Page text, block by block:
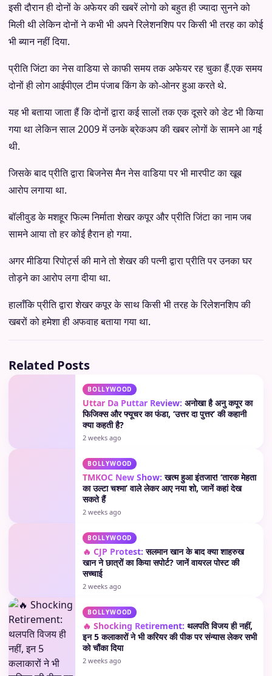
इसी दौरान ही दोनों के अफेयर की खबरें लोगो को बहुत ही ज्यादा सुनने को
मिली थी लेकिन दोनों ने कभी भी अपने रिलेशनशिप पर किसी भी तरह का कोई
भी ब्यान नहीं दिया.
प्रीति जिंटा का नेस वाडिया से काफी समय तक अफेयर रह चुका हैं.एक समय
दोनों ही लोग आईपीएल टीम पंजाब किंग के को-ओनर हुआ करते थे.
यह भी बताया जाता हैं कि दोनों द्वारा कई सालों तक एक दूसरे को डेट भी किया
गया था लेकिन साल 2009 में उनके ब्रेकअप की खबर लोगों के सामने आ गई
थी.
जिसके बाद प्रीति द्वारा बिजनेस मैन नेस वाडिया पर भी मारपीट का खूब
आरोप लगाया था.
बॉलीवुड के मशहूर फिल्म निर्माता शेखर कपूर और प्रीति जिंटा का नाम जब
सामने आया तो हर कोई हैरान हो गया.
अगर मीडिया रिपोर्ट्स की माने तो शेखर की पत्नी द्वारा प्रीति पर उनका घर
तोड़ने का आरोप लगा दीया था.
हालाँकि प्रीति द्वारा शेखर कपूर के साथ किसी भी तरह के रिलेशनशिप की
खबरों को हमेशा ही अफवाह बताया गया था.
Related Posts
BOLLYWOOD
Uttar Da Puttar Review: अनोखा है अनु कपूर का
फिजिक्स और फ्यूचर का फंडा, ‘उत्तर दा पुत्तर’ की कहानी
क्या कहती है?
2 weeks ago
BOLLYWOOD
TMKOC New Show: खत्म हुआ इंतजार! ‘तारक मेहता
का उल्टा चश्मा’ वाले लेकर आए नया शो, जानें कहां देख
सकते हैं
2 weeks ago
BOLLYWOOD
🔥 CJP Protest: सलमान खान के बाद क्या शाहरुख
खान ने छात्रों का किया सपोर्ट? जानें वायरल पोस्ट की
सच्चाई
2 weeks ago
BOLLYWOOD
🔥 Shocking Retirement: थलपति विजय ही नहीं,
इन 5 कलाकारों ने भी करियर की पीक पर संन्यास लेकर सभी
को चौंका दिया
2 weeks ago